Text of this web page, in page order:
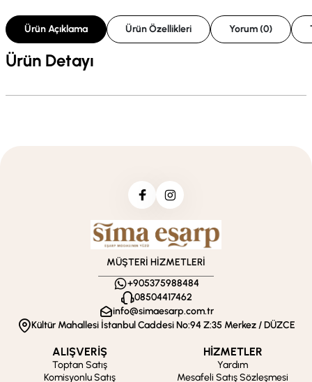
Ürün Açıklama Ürün Özellikleri Yorum (0)
Ürün Detayı
MÜŞTERİ HİZMETLERİ
+905375988484
08504417462
info@simaesarp.com.tr
Kültür Mahallesi İstanbul Caddesi No:94 Z:35 Merkez / DÜZCE
ALIŞVERİŞ
Toptan Satış
Komisyonlu Satış
HİZMETLER
Yardım
Mesafeli Satış Sözleşmesi